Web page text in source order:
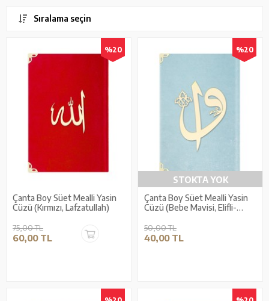
Sıralama seçin
%20
Çanta Boy Süet Mealli Yasin
Cüzü (Kırmızı, Lafzatullah)
75,00 TL
60,00 TL
%20
STOKTA YOK
Çanta Boy Süet Mealli Yasin
Cüzü (Bebe Mavisi, Elifli-
50,00 TL
40,00 TL